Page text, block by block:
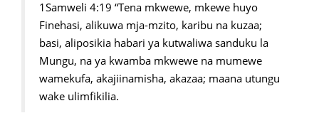
1Samweli 4:19 “Tena mkwewe, mkewe huyo
Finehasi, alikuwa mja-mzito, karibu na kuzaa;
basi, aliposikia habari ya kutwaliwa sanduku la
Mungu, na ya kwamba mkwewe na mumewe
wamekufa, akajiinamisha, akazaa; maana utungu
wake ulimfikilia.